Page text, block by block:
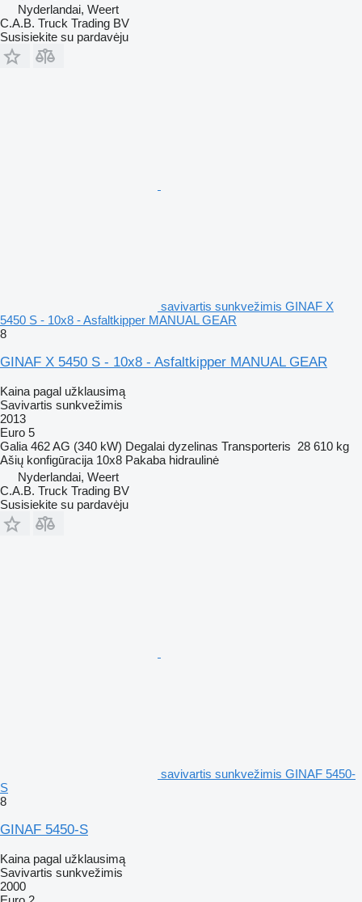
Nyderlandai, Weert
C.A.B. Truck Trading BV
Susisiekite su pardavėju
savivartis sunkvežimis GINAF X
5450 S - 10x8 - Asfaltkipper MANUAL GEAR
8
GINAF X 5450 S - 10x8 - Asfaltkipper MANUAL GEAR
Kaina pagal užklausimą
Savivartis sunkvežimis
2013
Euro 5
Galia 462 AG (340 kW) Degalai dyzelinas Transporteris 28 610 kg
Ašių konfigūracija 10x8 Pakaba hidraulinė
Nyderlandai, Weert
C.A.B. Truck Trading BV
Susisiekite su pardavėju
savivartis sunkvežimis GINAF 5450-
S
8
GINAF 5450-S
Kaina pagal užklausimą
Savivartis sunkvežimis
2000